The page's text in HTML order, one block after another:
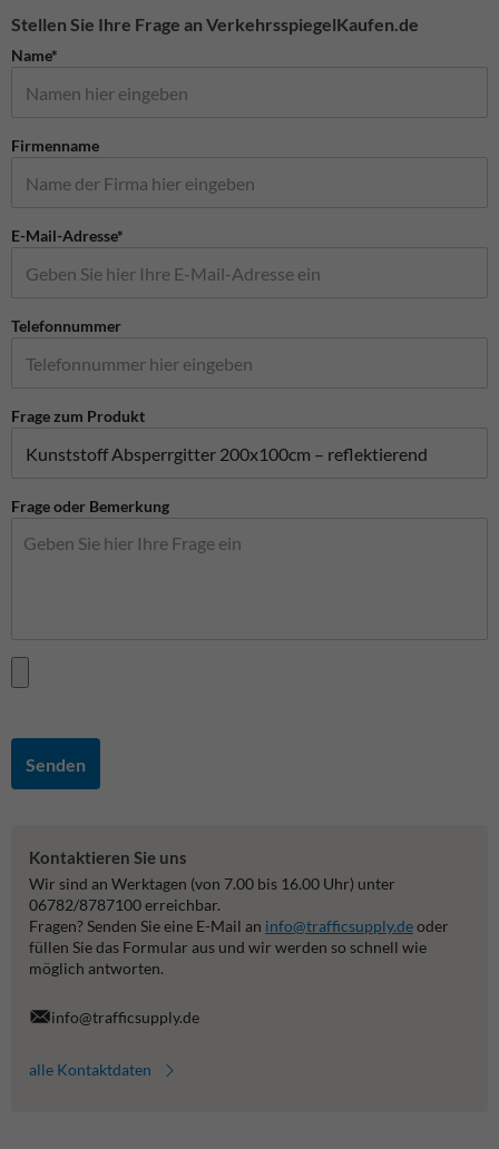
Stellen Sie Ihre Frage an VerkehrsspiegelKaufen.de
Name*
Firmenname
E-Mail-Adresse*
Telefonnummer
Frage zum Produkt
Frage oder Bemerkung
Senden
Kontaktieren Sie uns
Wir sind an Werktagen (von 7.00 bis 16.00 Uhr) unter
06782/8787100 erreichbar.
Fragen? Senden Sie eine E-Mail an info@trafficsupply.deoder
füllen Sie das Formular aus und wir werden so schnell wie
möglich antworten.
info@trafficsupply.de
alle Kontaktdaten